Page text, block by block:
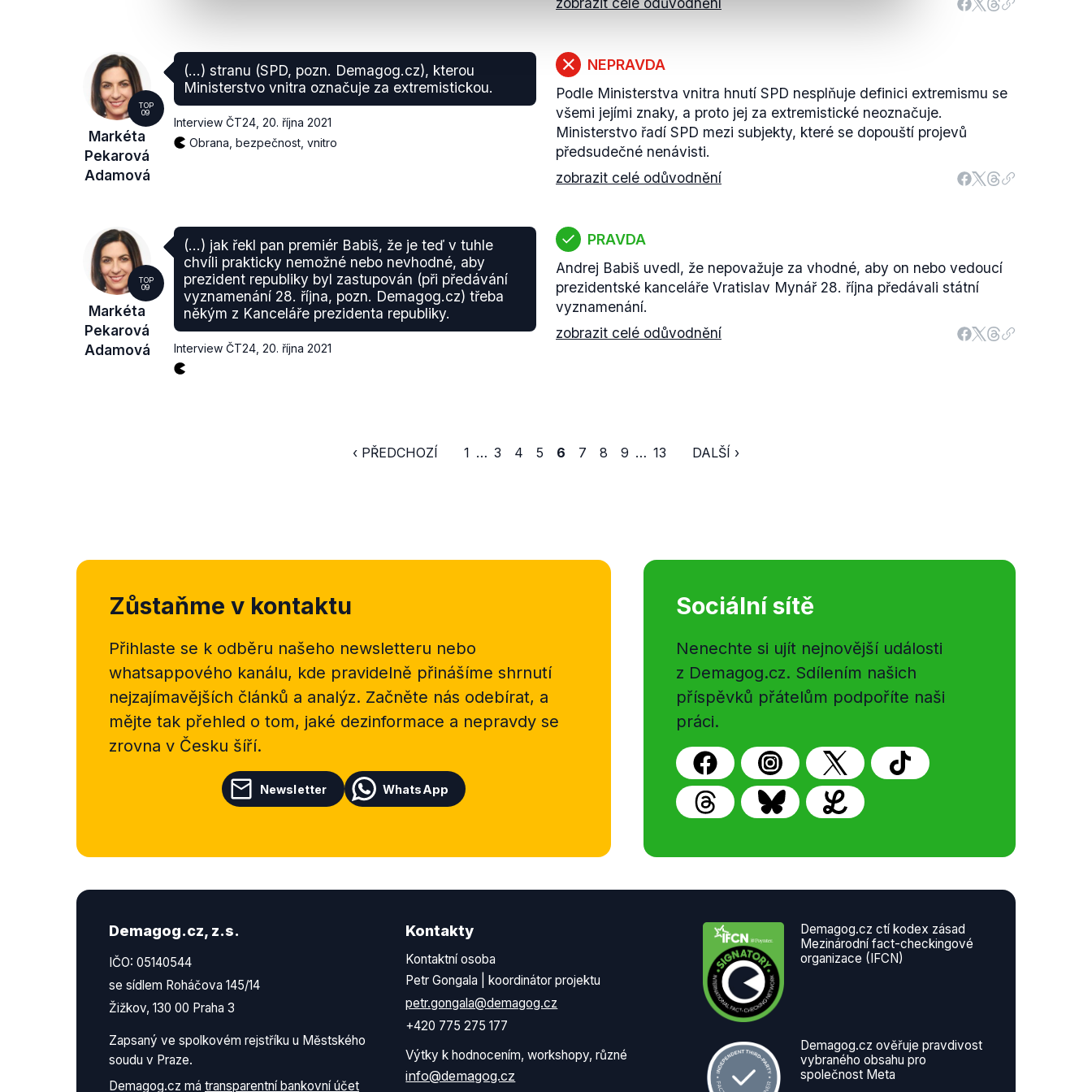
TOP
09
Markéta
Pekarová
Adamová
(...) stranu (SPD, pozn. Demagog.cz), kterou
Ministerstvo vnitra označuje za extremistickou.
Interview ČT24 20. října 2021
Obrana, bezpečnost, vnitro
NEPRAVDA
Podle Ministerstva vnitra hnutí SPD nesplňuje definici extremismu se
všemi jejími znaky, a proto jej za extremistické neoznačuje.
Ministerstvo řadí SPD mezi subjekty, které se dopouští projevů
předsudečné nenávisti.
zobrazit celé odůvodnění
TOP
09
Markéta
Pekarová
Adamová
(...) jak řekl pan premiér Babiš, že je teď v tuhle
chvíli prakticky nemožné nebo nevhodné, aby
prezident republiky byl zastupován (při předávání
vyznamenání 28. října, pozn. Demagog.cz) třeba
někým z Kanceláře prezidenta republiky.
Interview ČT24 20. října 2021
PRAVDA
Andrej Babiš uvedl, že nepovažuje za vhodné, aby on nebo vedoucí
prezidentské kanceláře Vratislav Mynář 28. října předávali státní
vyznamenání.
zobrazit celé odůvodnění
‹ PŘEDCHOZÍ 1 … 3 4 5 6 7 8 9 … 13 DALŠÍ ›
Zůstaňme v kontaktu
Přihlaste se k odběru našeho newsletteru nebo
whatsappového kanálu, kde pravidelně přinášíme shrnutí
nejzajímavějších článků a analýz. Začněte nás odebírat, a
mějte tak přehled o tom, jaké dezinformace a nepravdy se
zrovna v Česku šíří.
Newsletter WhatsApp
Sociální sítě
Nenechte si ujít nejnovější události
z Demagog.cz. Sdílením našich
příspěvků přátelům podpoříte naši
práci.
Demagog.cz, z.s.
IČO: 05140544
se sídlem Roháčova 145/14
Žižkov, 130 00 Praha 3
Zapsaný ve spolkovém rejstříku u Městského
soudu v Praze.
Demagog.cz má transparentní bankovní účet
Kontakty
Kontaktní osoba
Petr Gongala | koordinátor projektu
petr.gongala@demagog.cz
+420 775 275 177
Výtky k hodnocením, workshopy, různé
info@demagog.cz
Demagog.cz ctí kodex zásad
Mezinárodní fact-checkingové
organizace (IFCN)
Demagog.cz ověřuje pravdivost
vybraného obsahu pro
společnost Meta